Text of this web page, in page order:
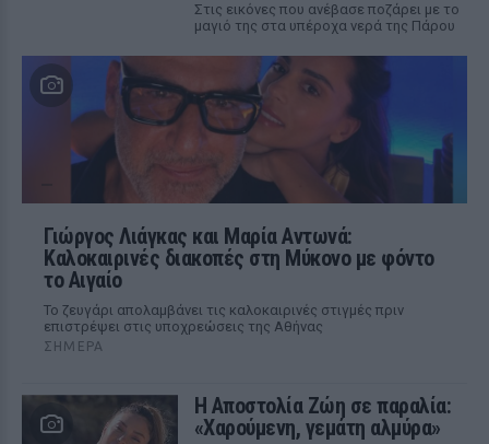
Στις εικόνες που ανέβασε ποζάρει με το
μαγιό της στα υπέροχα νερά της Πάρου
Γιώργος Λιάγκας και Μαρία Αντωνά:
Καλοκαιρινές διακοπές στη Μύκονο με φόντο
το Αιγαίο
Το ζευγάρι απολαμβάνει τις καλοκαιρινές στιγμές πριν
επιστρέψει στις υποχρεώσεις της Αθήνας
ΣΉΜΕΡΑ
Η Αποστολία Ζώη σε παραλία:
«Χαρούμενη, γεμάτη αλμύρα»